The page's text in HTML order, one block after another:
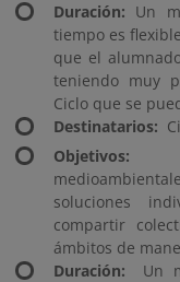
Duración: Un
tiempo es
que el
teniendo muy
Ciclo que se
Destinatarios:
Objetivos:
soluciones
compartir
ámbitos de
Duración: Un